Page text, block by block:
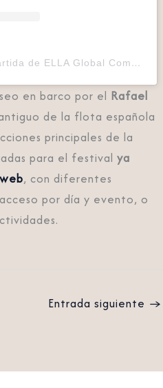
Una publicación compartida de ELLA Global Community (@ellaglobalcommunity)
en barco por el Rafael
de la flota española
principales de la
para el festival ya
web, con diferentes
por día y evento, o
Entrada siguiente →